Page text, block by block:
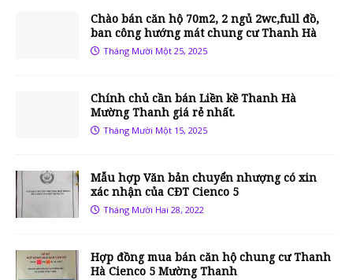
Chào bán căn hộ 70m2, 2 ngủ 2wc,full đồ,
ban công hướng mát chung cư Thanh Hà
Tháng Mười Một 25, 2025
Chính chủ cần bán Liền kề Thanh Hà
Mường Thanh giá rẻ nhất.
Tháng Mười Một 15, 2025
Mẫu hợp Văn bản chuyển nhượng có xin
xác nhận của CĐT Cienco 5
Tháng Mười Hai 28, 2022
Hợp đồng mua bán căn hộ chung cư Thanh
Hà Cienco 5 Mường Thanh